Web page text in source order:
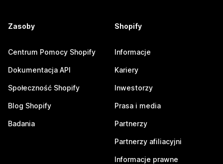
Zasoby
Centrum Pomocy Shopify
Dokumentacja API
Społeczność Shopify
Blog Shopify
Badania
Shopify
Informacje
Kariery
Inwestorzy
Prasa i media
Partnerzy
Partnerzy afiliacyjni
Informacje prawne